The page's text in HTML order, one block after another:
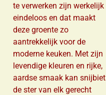
te verwerken zijn werkelijk
eindeloos en dat maakt
deze groente zo
aantrekkelijk voor de
moderne keuken. Met zijn
levendige kleuren en rijke,
aardse smaak kan snijbiet
de ster van elk gerecht